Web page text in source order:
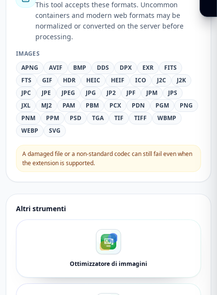
This tool accepts these formats. Uncommon
containers and modern web formats may be
normalized or converted on the server before
processing.
IMAGES
APNG
AVIF BMP DDS DPX EXR
FITS
FTS
GIF HDR HEIC HEIF ICO J2C
J2K
JPC
JPE JPEG JPG JP2 JPF JPM
JPS
JXL
MJ2 PAM PBM PCX PDN PGM
PNG
PNM
PPM PSD TGA TIF TIFF
WBMP
WEBP
SVG
A damaged file or a non-standard codec can still fail even when
the extension is supported.
Altri strumenti
Ottimizzatore di immagini